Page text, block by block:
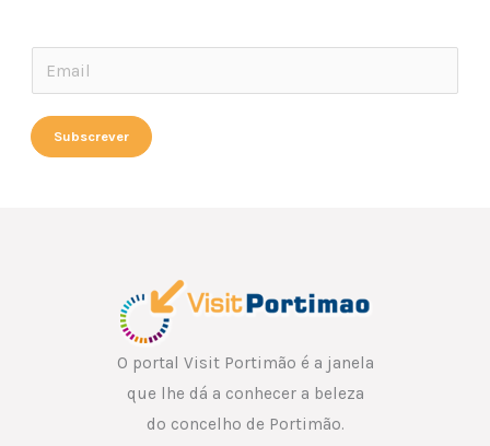
E
i
m
a
i
Subscrever
O portal Visit Portimão é a janela
que lhe dá a conhecer a beleza
do concelho de Portimão.